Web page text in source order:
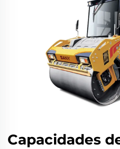
Capacidades